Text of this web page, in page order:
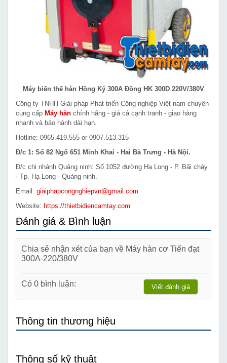
Máy biến thế hàn Hồng Ký 300A Đồng HK 300D 220V/380V
Công ty TNHH Giải pháp Phát triển Công nghiệp Việt nam chuyên
cung cấp Máy hàn chính hãng - giá cả cạnh tranh - giao hàng
nhanh và bảo hành dài hạn.
Hotline: 0965.419.555 or 0907.513.315
Đ/c 1: Số 82 Ngõ 651 Minh Khai - Hai Bà Trưng - Hà Nội.
Đ/c chi nhánh Quảng ninh: Số 1052 đường Hạ Long - P. Bãi cháy
- Tp. Hạ Long - Quảng ninh.
Email: giaiphapcongnghiepvn@gmail.com
Website: https://thietbidiencamtay.com
Đánh giá & Bình luận
Chia sẻ nhận xét của bạn về Máy hàn cơ Tiến đạt
300A-220/380V
Có 0 bình luận: Viết đánh giá
Thông tin thương hiệu
Thông số kỹ thuật